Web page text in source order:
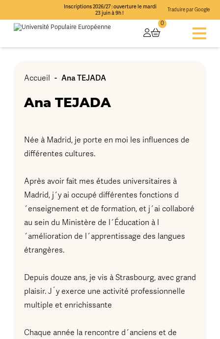
Inscriptions 2026/27 : ouverture le mardi
23 juin à 9h !
Traduire par Google
0
Accueil - Ana TEJADA
Ana TEJADA
Née à Madrid, je porte en moi les influences de
différentes cultures.
Après avoir fait mes études universitaires à
Madrid, j´y ai occupé différentes fonctions d
´enseignement et de formation, et j´ai collaboré
au sein du Ministère de l´Éducation à l
´amélioration de l´apprentissage des langues
étrangères.
Depuis douze ans, je vis à Strasbourg, avec grand
plaisir. J´y exerce une activité professionnelle
multiple et enrichissante
Chaque année la rencontre d´anciens et de